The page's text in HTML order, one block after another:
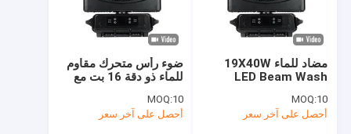
ضوء رأس متحرك مقاوم
للماء ذو دقة 16 بت مع
في 1 LEDsMOQ:10
أحصل على آخر سعر
مضاد للماء 19X40W
LED Beam Wash
K15 الإضاءة المسرحيةMOQ:10
أحصل على آخر سعر